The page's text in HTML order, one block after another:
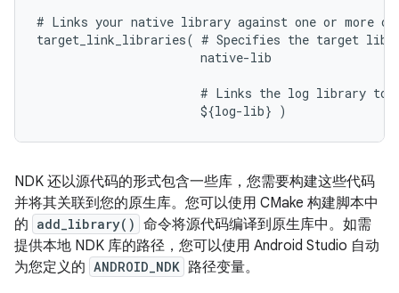
# Links your native library against one or more
target_link_libraries( # Specifies the target
                       native-lib
# Links the log library to
NDK 还以源代码的形式包含一些库，您需要构建这些代码
并将其关联到您的原生库。您可以使用 CMake 构建脚本中
的 add_library() 命令将源代码编译到原生库中。如需
提供本地 NDK 库的路径，您可以使用 Android Studio 自动
为您定义的 ANDROID_NDK 路径变量。